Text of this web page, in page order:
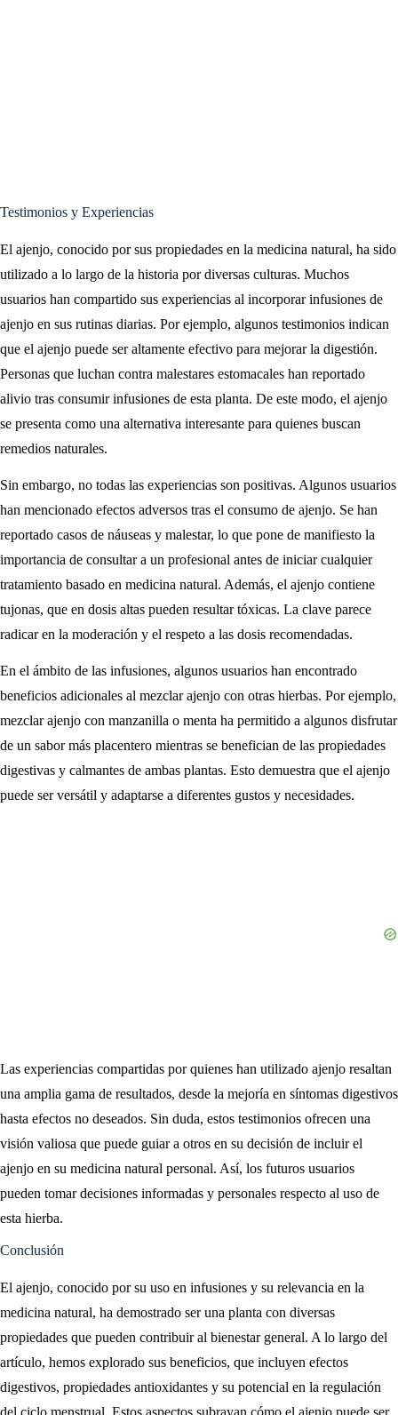
Testimonios y Experiencias
El ajenjo, conocido por sus propiedades en la medicina natural, ha sido
utilizado a lo largo de la historia por diversas culturas. Muchos
usuarios han compartido sus experiencias al incorporar infusiones de
ajenjo en sus rutinas diarias. Por ejemplo, algunos testimonios indican
que el ajenjo puede ser altamente efectivo para mejorar la digestión.
Personas que luchan contra malestares estomacales han reportado
alivio tras consumir infusiones de esta planta. De este modo, el ajenjo
se presenta como una alternativa interesante para quienes buscan
remedios naturales.
Sin embargo, no todas las experiencias son positivas. Algunos usuarios
han mencionado efectos adversos tras el consumo de ajenjo. Se han
reportado casos de náuseas y malestar, lo que pone de manifiesto la
importancia de consultar a un profesional antes de iniciar cualquier
tratamiento basado en medicina natural. Además, el ajenjo contiene
tujonas, que en dosis altas pueden resultar tóxicas. La clave parece
radicar en la moderación y el respeto a las dosis recomendadas.
En el ámbito de las infusiones, algunos usuarios han encontrado
beneficios adicionales al mezclar ajenjo con otras hierbas. Por ejemplo,
mezclar ajenjo con manzanilla o menta ha permitido a algunos disfrutar
de un sabor más placentero mientras se benefician de las propiedades
digestivas y calmantes de ambas plantas. Esto demuestra que el ajenjo
puede ser versátil y adaptarse a diferentes gustos y necesidades.
Las experiencias compartidas por quienes han utilizado ajenjo resaltan
una amplia gama de resultados, desde la mejoría en síntomas digestivos
hasta efectos no deseados. Sin duda, estos testimonios ofrecen una
visión valiosa que puede guiar a otros en su decisión de incluir el
ajenjo en su medicina natural personal. Así, los futuros usuarios
pueden tomar decisiones informadas y personales respecto al uso de
esta hierba.
Conclusión
El ajenjo, conocido por su uso en infusiones y su relevancia en la
medicina natural, ha demostrado ser una planta con diversas
propiedades que pueden contribuir al bienestar general. A lo largo del
artículo, hemos explorado sus beneficios, que incluyen efectos
digestivos, propiedades antioxidantes y su potencial en la regulación